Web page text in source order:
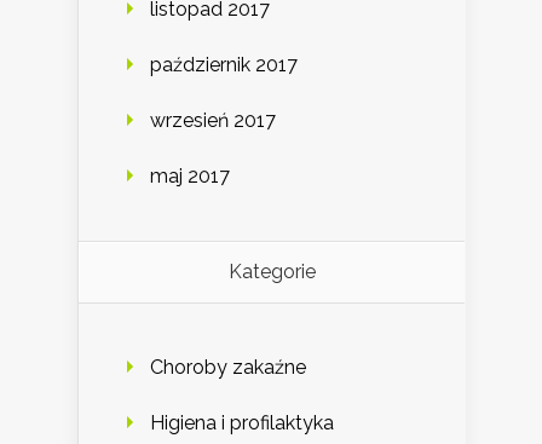
listopad 2017
październik 2017
wrzesień 2017
maj 2017
Kategorie
Choroby zakaźne
Higiena i profilaktyka